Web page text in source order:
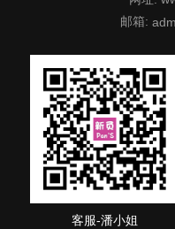
邮箱:
客服-潘小姐